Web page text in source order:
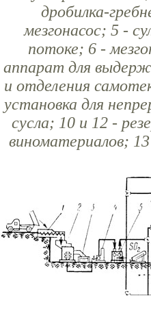
дробилка-
мезгонасос; 5 -
потоке; 6 -
аппарат для
и отделения
установка для
сусла; 10 и 12 -
виноматериалов;